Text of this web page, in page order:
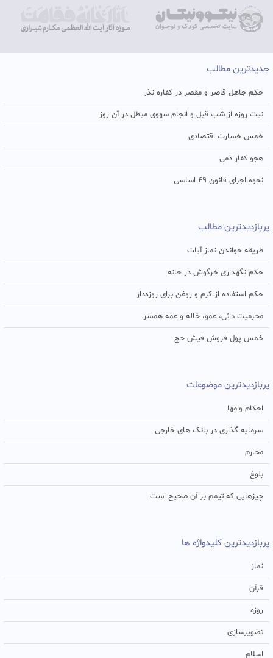
جدیدترین مطالب
حکم جاهل قاصر و مقصر در کفاره نذر
نیت روزه از شب قبل و انجام سهوی مبطل در آن روز
خمس خسارت اقتصادی
هجو کفار ذمی
نحوه اجرای قانون ۴۹ اساسی
پربازدیدترین مطالب
طریقه خواندن نماز آیات
حکم نگهداری خرگوش در خانه
حکم استفاده از کرم و روغن برای روزه‌دار
محرمیت دائی، عمو، خاله و عمه همسر
خمس پول فروش فیش حج
پربازدیدترین موضوعات
احکام وامها
سرمایه گذاری در بانک های خارجی
محارم
بلوغ
چیزهایی که تیمم بر آن صحیح است
پربازدیدترین کلیدواژه ها
نماز
قرآن
روزه
تصویرسازی
اسلام